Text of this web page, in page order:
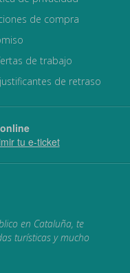
de compra
de trabajo
justificantes de retraso
tu e-ticket
en Cataluña, te
turísticas y mucho